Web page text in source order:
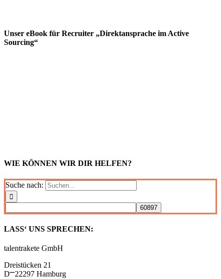
Unser eBook für Recruiter „Direktansprache im Active
Sourcing“
WIE KÖNNEN WIR DIR HELFEN?
Suche nach:
LASS‘ UNS SPRECHEN:
talentrakete GmbH
Dreistücken 21
D⎻22297 Hamburg